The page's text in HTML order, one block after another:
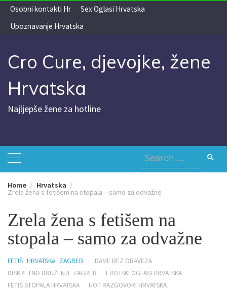
Skip
content
Osobni kontakti Hr
Sex Oglasi Hrvatska
Upoznavanje Hrvatska
Cro Cure, djevojke, žene
Hrvatska
Najljepše žene za hotline
Search
for:
Home Hrvatska
Zrela žena s fetišem na stopala – samo za odvažne
Zrela žena s fetišem na
stopala – samo za odvažne
FETIŠ HRVATSKA ZAGREB
DAME BEZ OBAVEZA
DISKRETNO DRUŽENJE ZAGREB
EROTSKI OGLASI HRVATSKA
FETIŠ STOPALA HRVATSKA
HOT RAZGOVORI HRVATSKA